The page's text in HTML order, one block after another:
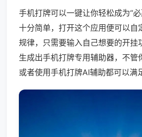
手机打牌可以一键让你轻松成为“
十分简单，打开这个应用便可以自
规律，只需要输入自己想要的开挂
生成出手机打牌专用辅助器，不管
或者使用手机打牌AI辅助都可以满